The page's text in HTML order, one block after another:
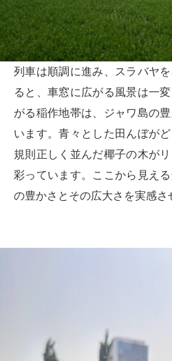
列車は順調に進み、スラバヤ
ると、車窓に広がる風景は一
がる稲作地帯は、ジャワ島の
います。青々とした田んぼが
規則正しく並んだ椰子の木が
彩っています。ここから見え
の豊かさとその広大さを実感さ